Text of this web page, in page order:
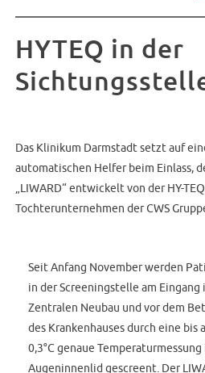
HYTEQ in der
Das Klinikum Darmstadt setzt auf
automatischen Helfer beim Einlass,
„LIWARD“ entwickelt von der HY-
Tochterunternehmen der CWS
Seit Anfang November werden
in derScreeningstelle am Eingang
Zentralen Neubau und vor dem
des Krankenhauses durch eine bis
0,3°C genaue Temperaturmessung
Augeninnenlid gescreent. Der